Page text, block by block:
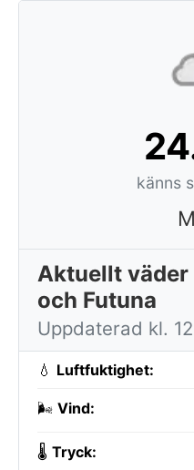
känns
Aktuellt väder
och Futuna
Uppdaterad kl.
💧 Luftfuktighet:
🌬️ Vind:
🌡️ Tryck: